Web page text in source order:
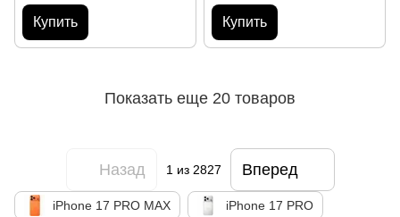
Купить Купить
Показать еще 20 товаров
Назад 1из 2827 Вперед
iPhone 17 PRO MAX iPhone 17 PRO